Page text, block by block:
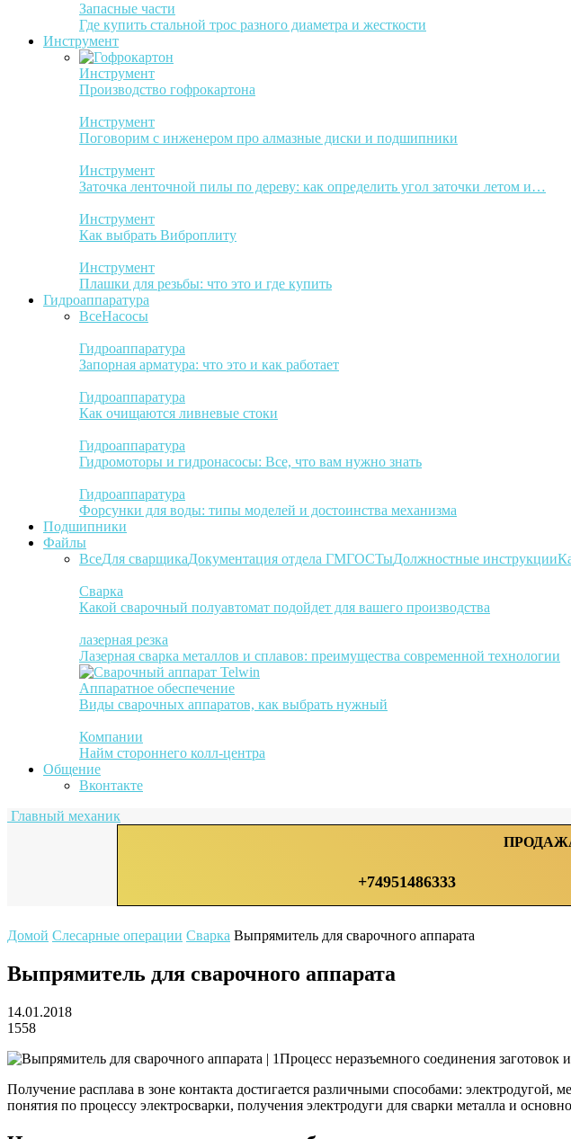
Запасные части
Где купить стальной трос разного диаметра и жесткости
Инструмент
Инструмент
Производство гофрокартона
Инструмент
Поговорим с инженером про алмазные диски и подшипники
Инструмент
Заточка ленточной пилы по дереву: как определить угол заточки летом и…
Инструмент
Как выбрать Виброплиту
Инструмент
Плашки для резьбы: что это и где купить
Гидроаппаратура
ВсеНасосы
Гидроаппаратура
Запорная арматура: что это и как работает
Гидроаппаратура
Как очищаются ливневые стоки
Гидроаппаратура
Гидромоторы и гидронасосы: Все, что вам нужно знать
Гидроаппаратура
Форсунки для воды: типы моделей и достоинства механизма
Подшипники
Файлы
ВсеДля сварщикаДокументация отдела ГМГОСТыДолжностные инструкции
Сварка
Какой сварочный полуавтомат подойдет для вашего производства
лазерная резка
Лазерная сварка металлов и сплавов: преимущества современной технологии
Аппаратное обеспечение
Виды сварочных аппаратов, как выбрать нужный
Компании
Найм стороннего колл-центра
Общение
Вконтакте
Главный механик
+74951486333
Домой Слесарные операции Сварка Выпрямитель для сварочного аппарата
Выпрямитель для сварочного аппарата
14.01.2018
1558
Процесс неразъемного соединения
Получение расплава в зоне контакта достигается различными способами: электродугой,
понятия по процессу электросварки, получения электродуги для сварки металла и